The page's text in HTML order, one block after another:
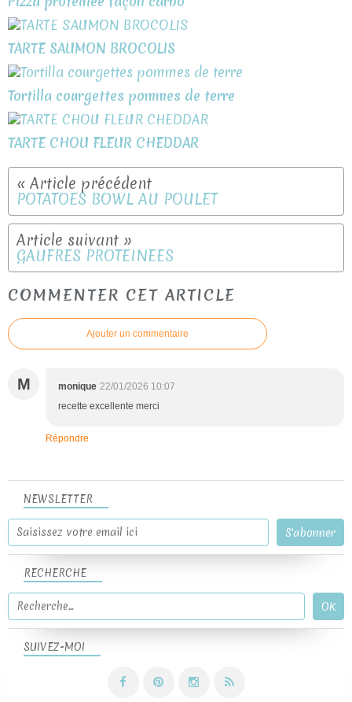
TARTE SAUMON BROCOLIS
Tortilla courgettes pommes de terre
TARTE CHOU FLEUR CHEDDAR
POTATOES BOWL AU POULET
GAUFRES PROTEINEES
COMMENTER CET ARTICLE
Ajouter un commentaire
M monique 22/01/2026 10:07
recette excellente merci
Répondre
NEWSLETTER
SUIVEZ-MOI
RECHERCHE